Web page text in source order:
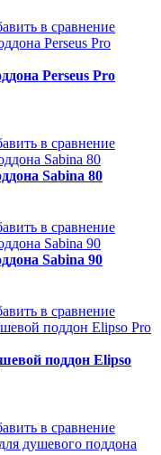
в сравнение
Perseus Pro
в сравнение
Sabina 80
в сравнение
Sabina 90
в сравнение
поддон Elipso
в сравнение